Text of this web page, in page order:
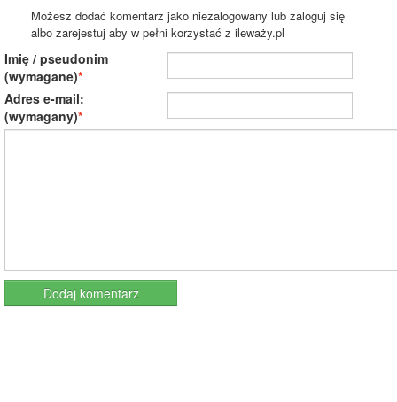
Możesz dodać komentarz jako niezalogowany lub zaloguj się
albo zarejestuj aby w pełni korzystać z ileważy.pl
Imię / pseudonim
(wymagane)
Adres e-mail:
(wymagany)